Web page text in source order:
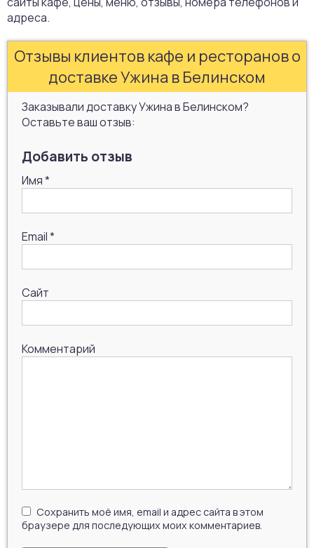
адреса.
Отзывы клиентов кафе и ресторанов о
доставке Ужина в Белинском
Заказывали доставку Ужина в Белинском?
Оставьте ваш отзыв:
Добавить отзыв
Имя*
Email*
Сайт
Комментарий
Сохранить моё имя, email и адрес сайта в этом
браузере для последующих моих комментариев.